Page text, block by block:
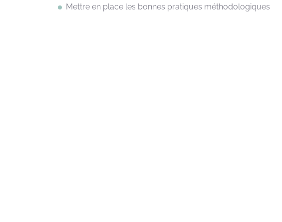
Mettre en place les bonnes pratiques méthodologiques